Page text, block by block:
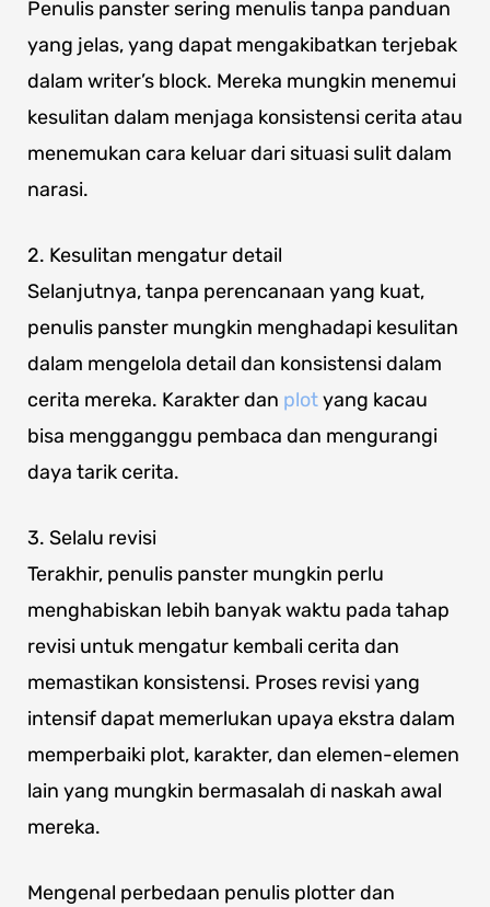
Penulis panster sering menulis tanpa panduan
yang jelas, yang dapat mengakibatkan terjebak
dalam writer’s block. Mereka mungkin menemui
kesulitan dalam menjaga konsistensi cerita atau
menemukan cara keluar dari situasi sulit dalam
narasi.
2. Kesulitan mengatur detail
Selanjutnya, tanpa perencanaan yang kuat,
penulis panster mungkin menghadapi kesulitan
dalam mengelola detail dan konsistensi dalam
cerita mereka. Karakter dan plotyang kacau
bisa mengganggu pembaca dan mengurangi
daya tarik cerita.
3. Selalu revisi
Terakhir, penulis panster mungkin perlu
menghabiskan lebih banyak waktu pada tahap
revisi untuk mengatur kembali cerita dan
memastikan konsistensi. Proses revisi yang
intensif dapat memerlukan upaya ekstra dalam
memperbaiki plot, karakter, dan elemen-elemen
lain yang mungkin bermasalah di naskah awal
mereka.
Mengenal perbedaan penulis plotter dan